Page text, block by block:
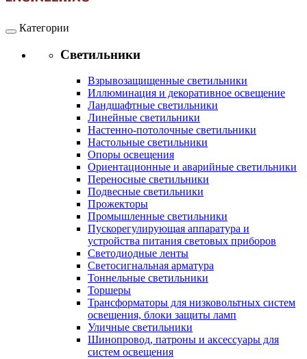
Категории
Светильники
Взрывозащищенные светильники
Иллюминация и декоративное освещение
Ландшафтные светильники
Линейные светильники
Настенно-потолочные светильники
Настольные светильники
Опоры освещения
Ориентационные и аварийные светильники
Переносные светильники
Подвесные светильники
Прожекторы
Промышленные светильники
Пускорегулирующая аппаратура и
устройства питания световых приборов
Светодиодные ленты
Светосигнальная арматура
Тоннельные светильники
Торшеры
Трансформаторы для низковольтных систем
освещения, блоки защиты ламп
Уличные светильники
Шинопровод, патроны и аксессуары для
систем освещения